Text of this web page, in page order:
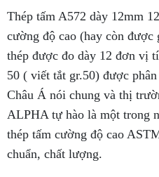
Thép tấm A572 dày 12mm
cường độ cao (hay còn
thép được đo dày 12 đơn vị
50 ( viết tắt gr.50) được
Châu Á nói chung và thị
ALPHA tự hào là một trong
thép tấm cường độ cao
chuẩn, chất lượng.